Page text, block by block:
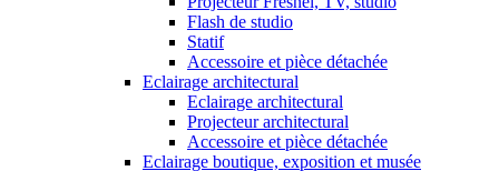
Flash de studio
Statif
Accessoire et pièce détachée
Eclairage architectural
Eclairage architectural
Projecteur architectural
Accessoire et pièce détachée
Eclairage boutique, exposition et musée